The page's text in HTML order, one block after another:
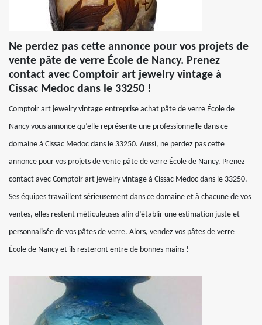
Ne perdez pas cette annonce pour vos projets de
vente pâte de verre École de Nancy. Prenez
contact avec Comptoir art jewelry vintage à
Cissac Medoc dans le 33250 !
Comptoir art jewelry vintage entreprise achat pâte de verre École de
Nancy vous annonce qu’elle représente une professionnelle dans ce
domaine à Cissac Medoc dans le 33250. Aussi, ne perdez pas cette
annonce pour vos projets de vente pâte de verre École de Nancy. Prenez
contact avec Comptoir art jewelry vintage à Cissac Medoc dans le 33250.
Ses équipes travaillent sérieusement dans ce domaine et à chacune de vos
ventes, elles restent méticuleuses afin d’établir une estimation juste et
personnalisée de vos pâtes de verre. Alors, vendez vos pâtes de verre
École de Nancy et ils resteront entre de bonnes mains !